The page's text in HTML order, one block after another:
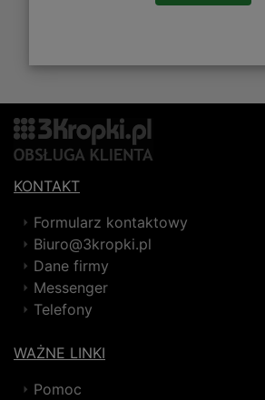
KONTAKT
Formularz kontaktowy
Biuro@3kropki.pl
Dane firmy
Messenger
Telefony
WAŻNE LINKI
Pomoc